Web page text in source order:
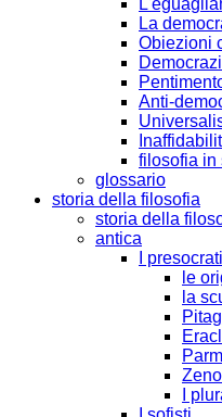
La
Obiezioni
Anti-
filosofia in
glossario
storia della filosofia
storia della
antica
I
le
la
I